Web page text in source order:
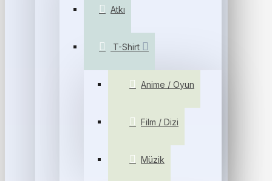
Atkı
T-Shirt
Anime / Oyun
Film / Dizi
Müzik